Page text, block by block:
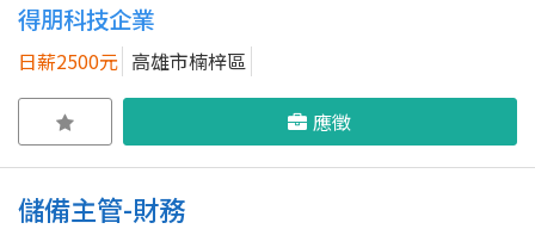
得朋科技企業
日薪2500元 高雄市楠梓區
應徵
儲備主管-財務